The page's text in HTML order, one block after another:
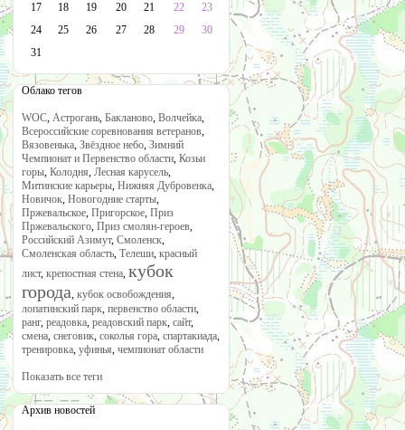
17
18 19 20 21 22
23
24
25 26 27 28 29
30
31
Облако тегов
WOC, Астрогань, Бакланово, Волчейка,
Всероссийские соревнования ветеранов,
Вязовенька, Звёздное небо, Зимний
Чемпионат и Первенство области, Козьи
горы, Колодня, Лесная карусель,
Митинские карьеры, Нижняя Дубровенка,
Новичок, Новогодние старты,
Пржевальское, Пригорское, Приз
Пржевальского, Приз смолян-героев,
Российский Азимут, Смоленск,
Смоленская область, Телеши, красный
лист, крепостная стена, кубок
города, кубок освобождения,
лопатинский парк, первенство области,
ранг, реадовка, реадовский парк, сайт,
смена, снеговик, соколья гора, спартакиада,
тренировка, уфинья, чемпионат области
Показать все теги
Архив новостей